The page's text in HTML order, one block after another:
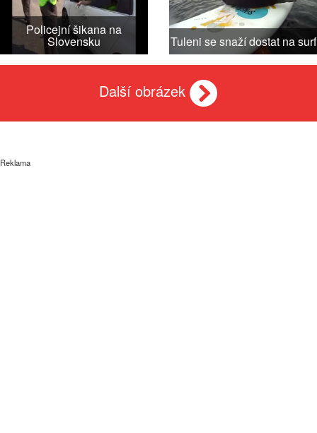
Policejní šikana na
Slovensku Tuleni se snaží dostat na surf
Další obrázek
Reklama